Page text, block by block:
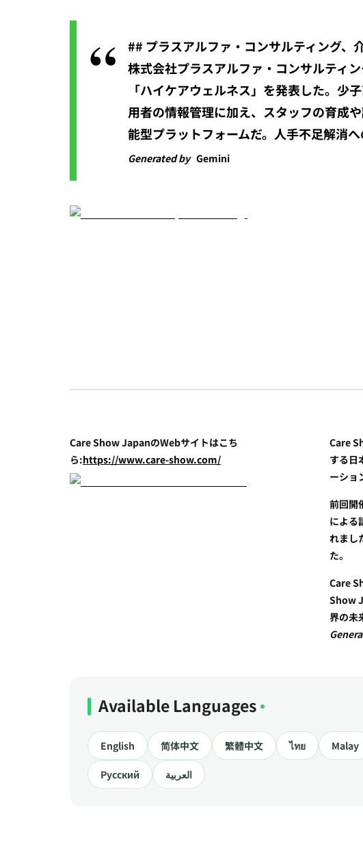
## プラスアルファ・コンサルティング、
株式会社プラスアルファ・コンサルティ
「ハイケアウェルネス」を発表した。少
用者の情報管理に加え、スタッフの育成
能型プラットフォームだ。人手不足解消
Generated by Gemini
Care Show JapanのWebサイトはこち
ら:https://www.care-show.com/
Care
する日
ーショ
前回開
による
れまし
た。
Care
Show
界の未
Available Languages
English 简体中文 繁體中文 ไทย Malay
Русский العربية